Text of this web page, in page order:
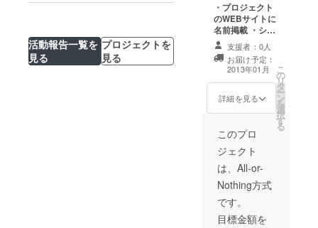
活動報告一覧を
見る
プロジェクトを
見る
・プロジェクト
のWEBサイトに
名前掲載 ・シカ
ゴからお礼のエ
アメール ・久保
奈月 手書き
コースター3枚
セット ・伽井丹
彌 ポストカー
ド10枚組 ・シカ
念お土産 ・参加
アーチストの寄
せ書き、記念色
紙作品。
支援者：0人
お届け予定：
2013年01月
詳細を見る
こ
の
リ
タ
ー
ン
を
選
択
す
る
このプロ
ジェクト
は、All-or-
Nothing方式
です。
目標金額を